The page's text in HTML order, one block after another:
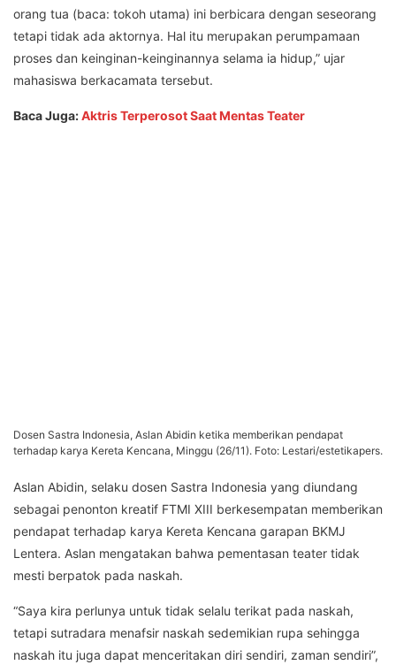
orang tua (baca: tokoh utama) ini berbicara dengan seseorang
tetapi tidak ada aktornya. Hal itu merupakan perumpamaan
proses dan keinginan-keinginannya selama ia hidup,” ujar
mahasiswa berkacamata tersebut.
Baca Juga:Aktris Terperosot Saat Mentas Teater
Dosen Sastra Indonesia, Aslan Abidin ketika memberikan pendapat
terhadap karya Kereta Kencana, Minggu (26/11). Foto: Lestari/estetikapers.
Aslan Abidin, selaku dosen Sastra Indonesia yang diundang
sebagai penonton kreatif FTMI XIII berkesempatan memberikan
pendapat terhadap karya Kereta Kencana garapan BKMJ
Lentera. Aslan mengatakan bahwa pementasan teater tidak
mesti berpatok pada naskah.
“Saya kira perlunya untuk tidak selalu terikat pada naskah,
tetapi sutradara menafsir naskah sedemikian rupa sehingga
naskah itu juga dapat menceritakan diri sendiri, zaman sendiri”,